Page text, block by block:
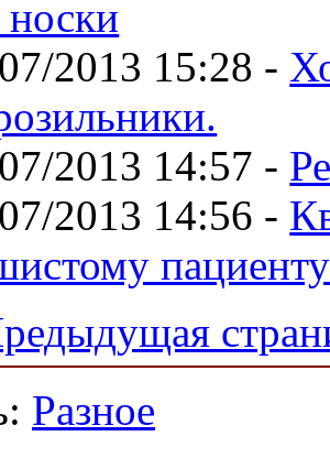
носки
2013 15:28 -
2013 14:57 -
2013 14:56 -
Разное